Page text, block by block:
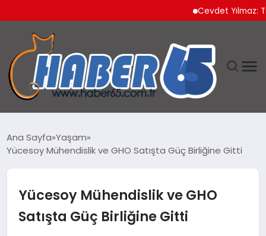
Cevdet Yılmaz:
YAŞAM
TEKNOLOJI
Ana Sayfa Yaşam
Yücesoy Mühendislik ve GHO Satışta Güç Birliğine Gitti
Yücesoy Mühendislik ve GHO
Satışta Güç Birliğine Gitti